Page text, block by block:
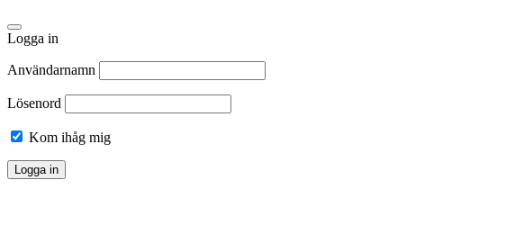
Logga in
Användarnamn
Lösenord
Kom ihåg mig